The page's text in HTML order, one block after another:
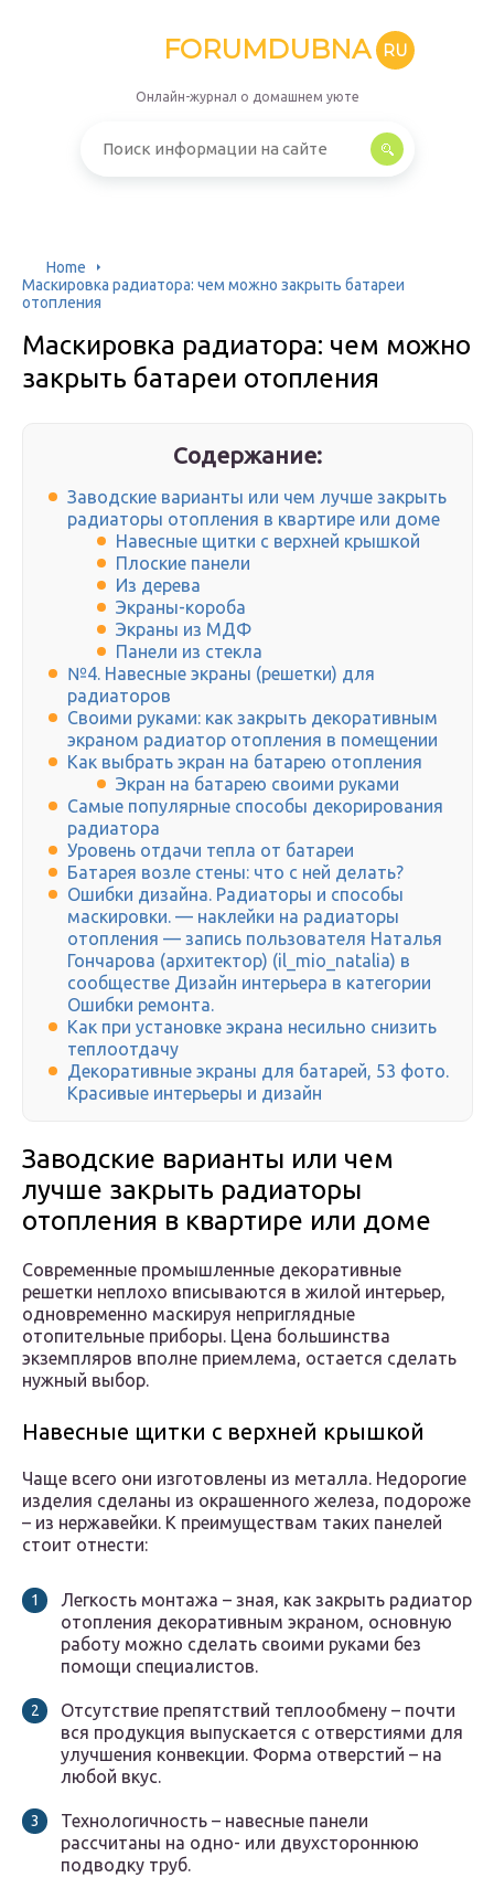
FORUMDUBNA RU
Онлайн-журнал о домашнем уюте
Home
Маскировка радиатора: чем можно закрыть батареи
отопления
Маскировка радиатора: чем можно
закрыть батареи отопления
Содержание:
Заводские варианты или чем лучше закрыть
радиаторы отопления в квартире или доме
Навесные щитки с верхней крышкой
Плоские панели
Из дерева
Экраны-короба
Экраны из МДФ
Панели из стекла
№4. Навесные экраны (решетки) для
радиаторов
Своими руками: как закрыть декоративным
экраном радиатор отопления в помещении
Как выбрать экран на батарею отопления
Экран на батарею своими руками
Самые популярные способы декорирования
радиатора
Уровень отдачи тепла от батареи
Батарея возле стены: что с ней делать?
Ошибки дизайна. Радиаторы и способы
маскировки. — наклейки на радиаторы
отопления — запись пользователя Наталья
Гончарова (архитектор) (il_mio_natalia) в
сообществе Дизайн интерьера в категории
Ошибки ремонта.
Как при установке экрана несильно снизить
теплоотдачу
Декоративные экраны для батарей, 53 фото.
Красивые интерьеры и дизайн
Заводские варианты или чем
лучше закрыть радиаторы
отопления в квартире или доме
Современные промышленные декоративные
решетки неплохо вписываются в жилой интерьер,
одновременно маскируя неприглядные
отопительные приборы. Цена большинства
экземпляров вполне приемлема, остается сделать
нужный выбор.
Навесные щитки с верхней крышкой
Чаще всего они изготовлены из металла. Недорогие
изделия сделаны из окрашенного железа, подороже
– из нержавейки. К преимуществам таких панелей
стоит отнести:
Легкость монтажа – зная, как закрыть радиатор
отопления декоративным экраном, основную
работу можно сделать своими руками без
помощи специалистов.
Отсутствие препятствий теплообмену – почти
вся продукция выпускается с отверстиями для
улучшения конвекции. Форма отверстий – на
любой вкус.
Технологичность – навесные панели
рассчитаны на одно- или двухстороннюю
подводку труб.